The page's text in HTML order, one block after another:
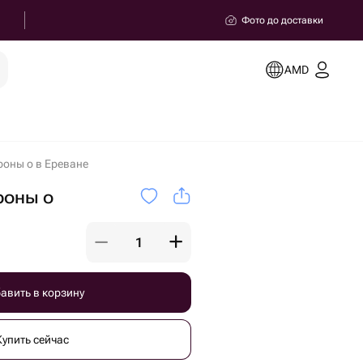
Фото до доставки
AMD
о в Ереване
о
в корзину
сейчас